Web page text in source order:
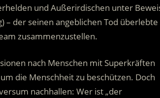
und Außerirdischen unter
– der seinen angeblichen Tod überlebte
zusammenzustellen.
nach Menschen mit Superkräften
die Menschheit zu beschützen. Doch
nachhallen: Wer ist „der